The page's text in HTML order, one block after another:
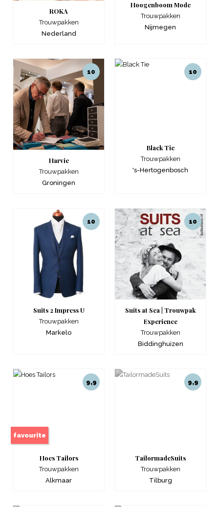
ROKA
Trouwpakken
Nederland
Hoogenboom Mode
Trouwpakken
Nijmegen
Harvie
Trouwpakken
Groningen
10
Black Tie
Trouwpakken
's-Hertogenbosch
10
Suits 2 Impress U
Trouwpakken
Markelo
10
Suits at Sea | Trouwpak
Experience
Trouwpakken
Biddinghuizen
10
favourite
Hoes Tailors
Trouwpakken
Alkmaar
9,9
TailormadeSuits
Trouwpakken
Tilburg
9,9